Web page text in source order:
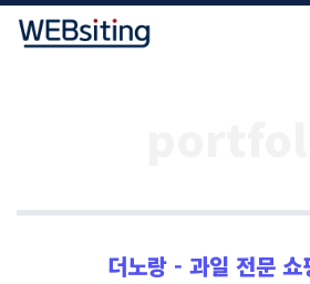
더노랑 - 과일 전문 쇼